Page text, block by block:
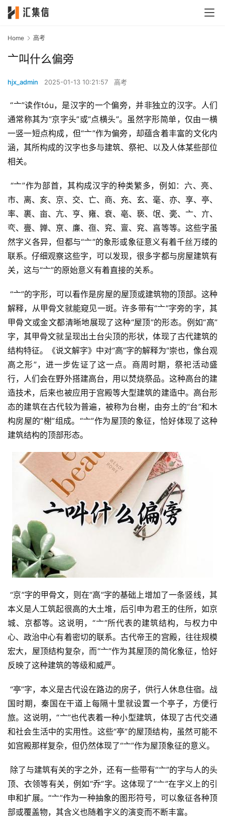
Home 高考
亠叫什么偏旁
hjx_admin 2025-01-13 10:21:57 高考
“亠”读作tóu，是汉字的一个偏旁，并非独立的汉字。人们
通常称其为“京字头”或“点横头”。虽然字形简单，仅由一横
一竖一短点构成，但“亠”作为偏旁，却蕴含着丰富的文化内
涵，其所构成的汉字也多与建筑、祭祀、以及人体某些部位
相关。
市、离、亥、京、交、亡、商、充、玄、毫、亦、享、亭、
率、裹、亩、亢、亨、雍、衰、亳、亵、氓、亴、亠、亣、
亪、亹、亸、亰、亷、亱、兖、亶、兖、亯等等。这些字虽
然字义各异，但都与“亠”的象形或象征意义有着千丝万缕的
联系。仔细观察这些字，可以发现，很多字都与房屋建筑有
关，这与“亠”的原始意义有着直接的关系。
“亠”的字形，可以看作是房屋的屋顶或建筑物的顶部。这种
解释，从甲骨文就能窥见一斑。许多带有“亠”字旁的字，其
甲骨文或金文都清晰地展现了这种“屋顶”的形态。例如“高”
字，其甲骨文就呈现出土台尖顶的形状，体现了古代建筑的
结构特征。《说文解字》中对“高”字的解释为“崇也，像台观
高之形”，进一步佐证了这一点。商周时期，祭祀活动盛
行，人们会在野外搭建高台，用以焚烧祭品。这种高台的建
造技术，后来也被应用于宫殿等大型建筑的建造中。高台形
态的建筑在古代较为普遍，被称为台榭，由夯土的“台”和木
构房屋的“榭”组成。“亠”作为屋顶的象征，恰好体现了这种
建筑结构的顶部形态。
“京”字的甲骨文，则在“高”字的基础上增加了一条竖线，其
本义是人工筑起很高的大土堆，后引申为君王的住所，如京
城、京都等。这说明，“亠”所代表的建筑结构，与权力中
心、政治中心有着密切的联系。古代帝王的宫殿，往往规模
宏大，屋顶结构复杂，而“亠”作为其屋顶的简化象征，恰好
反映了这种建筑的等级和威严。
“亭”字，本义是古代设在路边的房子，供行人休息住宿。战
国时期，秦国在干道上每隔十里就设置一个亭子，方便行
旅。这说明，“亠”也代表着一种小型建筑，体现了古代交通
和社会生活中的实用性。这些“亭”的屋顶结构，虽然可能不
如宫殿那样复杂，但仍然体现了“亠”作为屋顶象征的意义。
顶、衣领等有关，例如“乔”字。这体现了“亠”在字义上的引
申和扩展。“亠”作为一种抽象的图形符号，可以象征各种顶
部或覆盖物，其含义也随着字义的演变而不断丰富。